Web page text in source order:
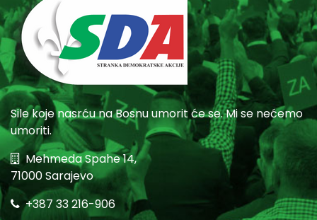
Sile koje nasrću na Bosnu umorit će se. Mi se nećemo
umoriti.
Mehmeda Spahe 14,
71000 Sarajevo
+387 33 216-906